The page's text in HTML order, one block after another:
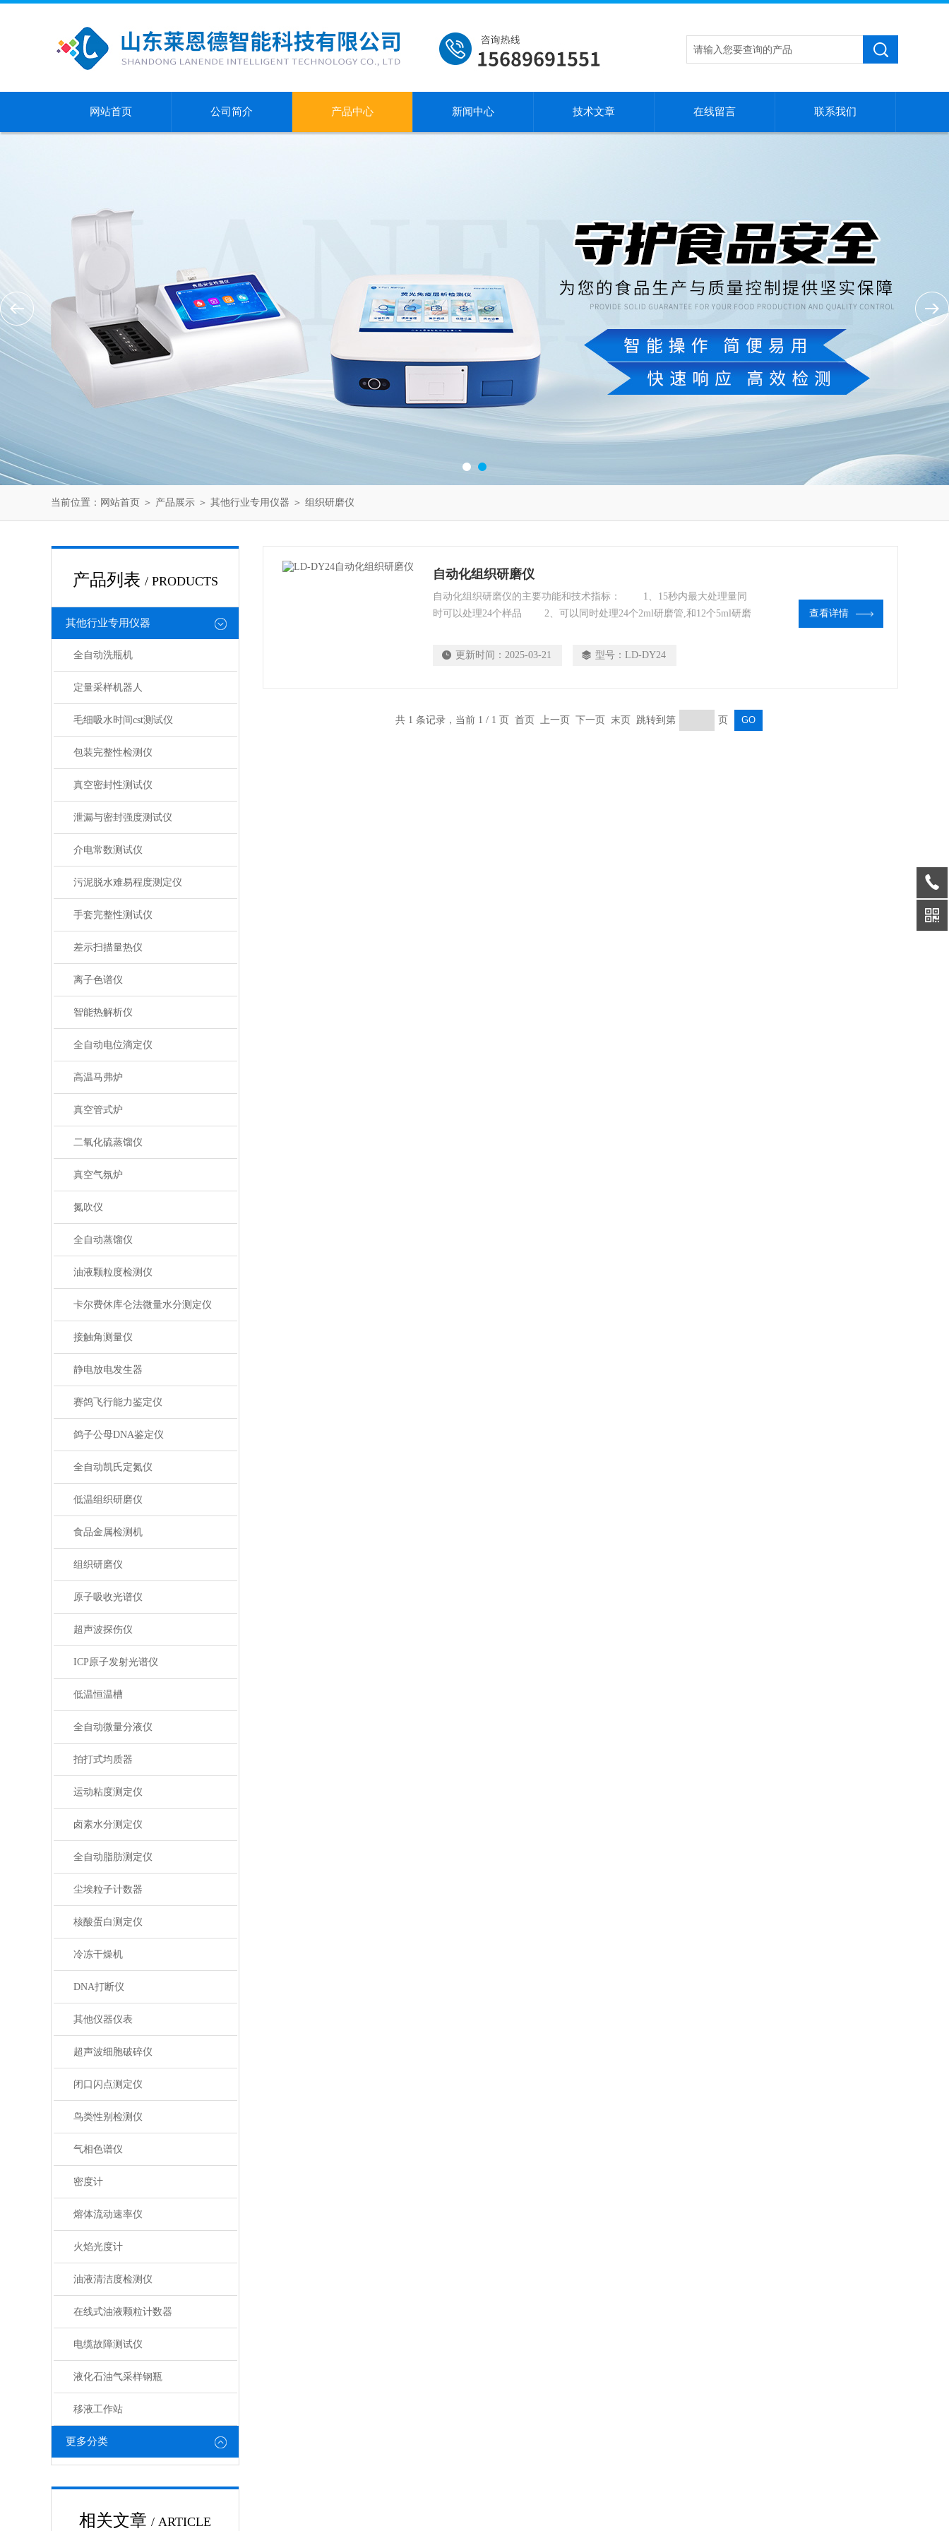
网站首页 公司简介 产品中心 新闻中心 技术文章 在线留言 联系我们
当前位置： 网站首页 ＞ 产品展示 ＞ 其他行业专用仪器 ＞ 组织研磨仪
产品列表 / PRODUCTS
其他行业专用仪器
全自动洗瓶机
定量采样机器人
毛细吸水时间cst测试仪
包装完整性检测仪
真空密封性测试仪
泄漏与密封强度测试仪
介电常数测试仪
污泥脱水难易程度测定仪
手套完整性测试仪
差示扫描量热仪
离子色谱仪
智能热解析仪
全自动电位滴定仪
高温马弗炉
真空管式炉
二氧化硫蒸馏仪
真空气氛炉
氮吹仪
全自动蒸馏仪
油液颗粒度检测仪
卡尔费休库仑法微量水分测定仪
接触角测量仪
静电放电发生器
赛鸽飞行能力鉴定仪
鸽子公母DNA鉴定仪
全自动凯氏定氮仪
低温组织研磨仪
食品金属检测机
组织研磨仪
原子吸收光谱仪
超声波探伤仪
ICP原子发射光谱仪
低温恒温槽
全自动微量分液仪
拍打式均质器
运动粘度测定仪
卤素水分测定仪
全自动脂肪测定仪
尘埃粒子计数器
核酸蛋白测定仪
冷冻干燥机
DNA打断仪
其他仪器仪表
超声波细胞破碎仪
闭口闪点测定仪
鸟类性别检测仪
气相色谱仪
密度计
熔体流动速率仪
火焰光度计
油液清洁度检测仪
在线式油液颗粒计数器
电缆故障测试仪
液化石油气采样钢瓶
移液工作站
更多分类
相关文章 / ARTICLE
自动化组织研磨仪
自动化组织研磨仪的主要功能和技术指标： 1、15秒内最大处理量同
时可以处理24个样品 2、可以同时处理24个2ml研磨管,和12个5ml研磨
作,另可升级成触摸屏显示操作.
更新时间： 2025-03-21 型号： LD-DY24
查看详情
共 1 条记录，当前 1 / 1 页 首页 上一页 下一页 末页 跳转到第 页